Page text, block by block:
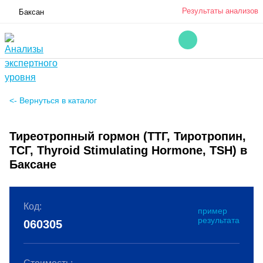
Баксан Результаты анализов
<- Вернуться в каталог
Тиреотропный гормон (ТТГ, Тиротропин,
ТСГ, Thyroid Stimulating Hormone, TSH) в
Баксане
Код:
пример
результата
060305